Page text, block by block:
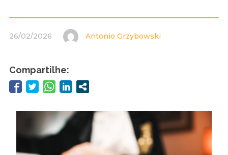
26/02/2026 Antonio Grzybowski
Compartilhe: